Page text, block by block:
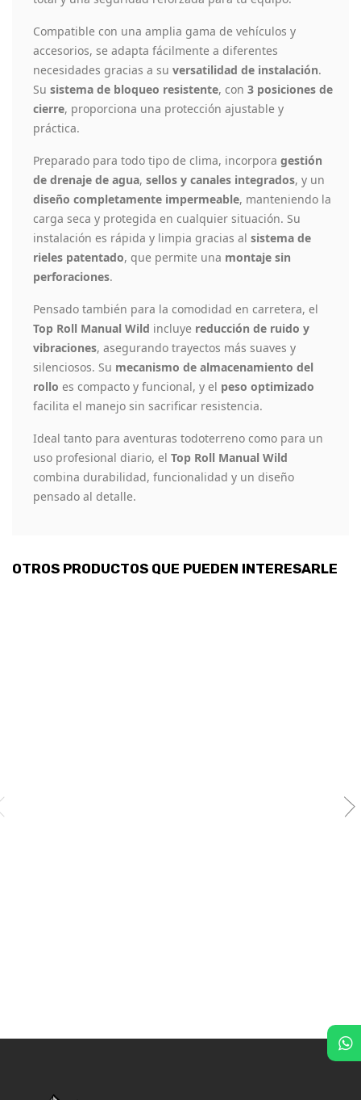
Compatible con una amplia gama de vehículos y
accesorios, se adapta fácilmente a diferentes
necesidades gracias a su versatilidad de instalación.
Su sistema de bloqueo resistente, con 3 posiciones de
cierre, proporciona una protección ajustable y
práctica.
Preparado para todo tipo de clima, incorpora gestión
de drenaje de agua, sellos y canales integrados, y un
diseño completamente impermeable, manteniendo la
carga seca y protegida en cualquier situación. Su
instalación es rápida y limpia gracias al sistema de
rieles patentado, que permite una montaje sin
perforaciones.
Pensado también para la comodidad en carretera, el
Top Roll Manual Wild incluye reducción de ruido y
vibraciones, asegurando trayectos más suaves y
silenciosos. Su mecanismo de almacenamiento del
rollo es compacto y funcional, y el peso optimizado
facilita el manejo sin sacrificar resistencia.
Ideal tanto para aventuras todoterreno como para un
uso profesional diario, el Top Roll Manual Wild
combina durabilidad, funcionalidad y un diseño
pensado al detalle.
OTROS PRODUCTOS QUE PUEDEN INTERESARLE